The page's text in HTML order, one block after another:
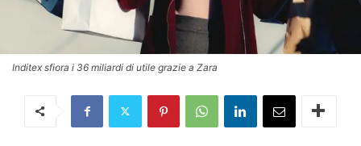
Inditex sfiora i 36 miliardi di utile grazie a Zara